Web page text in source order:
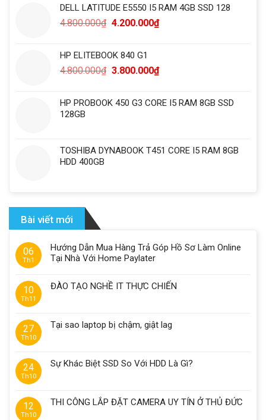
DELL LATITUDE E5550 I5 RAM 4GB SSD 128
4.800.000₫ 4.200.000₫
HP ELITEBOOK 840 G1
4.800.000₫ 3.800.000₫
HP PROBOOK 450 G3 CORE I5 RAM 8GB SSD
128GB
TOSHIBA DYNABOOK T451 CORE I5 RAM 8GB
HDD 400GB
Bài viết mới
06
Th1
Hướng Dẫn Mua Hàng Trả Góp Hồ Sơ Làm Online
Tại Nhà Với Home Paylater
10
Th11
ĐÀO TẠO NGHỀ IT THỰC CHIẾN
27
Th10
Tại sao laptop bị chậm, giật lag
24
Th10
Sự Khác Biệt SSD So Với HDD Là Gì?
12
Th10
THI CÔNG LẮP ĐẶT CAMERA UY TÍN Ở THỦ ĐỨC